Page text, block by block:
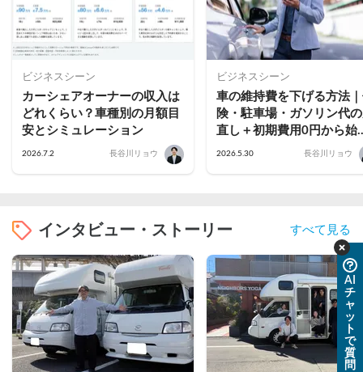
ビジネスシーン
カーシェアオーナーの収入は
どれくらい？車種別の月額目
安とシミュレーション
2026.7.2 長谷川リョウ
ビジネスシーン
車の維持費を下げる方法
険・駐車場・ガソリン代
直し＋初期費用0円から始
るカーシェアという選択肢
2026.5.30 長谷川リョウ
インタビュー・ストーリー すべて見る
AI
チ
ャ
ッ
ト
で
質
問